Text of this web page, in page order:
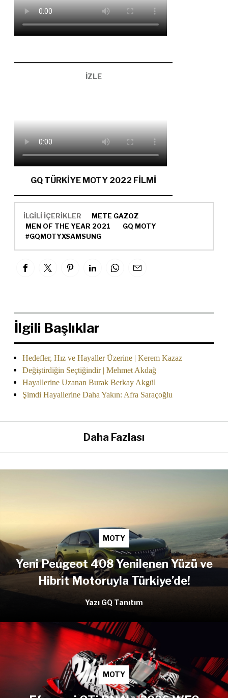
İZLE
GQ TÜRKİYE MOTY 2022 FİLMİ
İLGİLİ İÇERİKLER
METE GAZOZ
MEN OF THE YEAR 2021
GQ MOTY
#GQMOTYXSAMSUNG
İlgili Başlıklar
Hedefler, Hız ve Hayaller Üzerine | Kerem Kazaz
Değiştirdiğin Seçtiğindir | Mehmet Akdağ
Hayallerine Uzanan Burak Berkay Akgül
Şimdi Hayallerine Daha Yakın: Afra Saraçoğlu
Daha Fazlası
MOTY
Yeni Peugeot 408 Yenilenen Yüzü ve
Hibrit Motoruyla Türkiye’de!
Yazı GQ Tanıtım
MOTY